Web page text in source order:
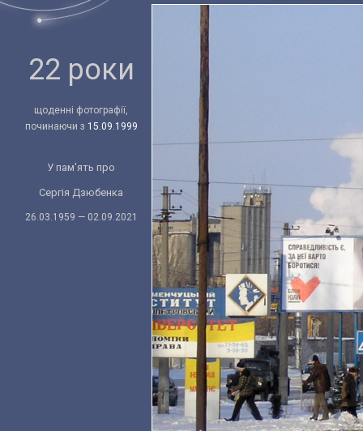
22 роки
щоденні фотографії,
починаючи з 15.09.1999
У пам'ять про
Сергія Дзюбенка
26.03.1959 — 02.09.2021